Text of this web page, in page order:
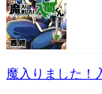
魔入りました！